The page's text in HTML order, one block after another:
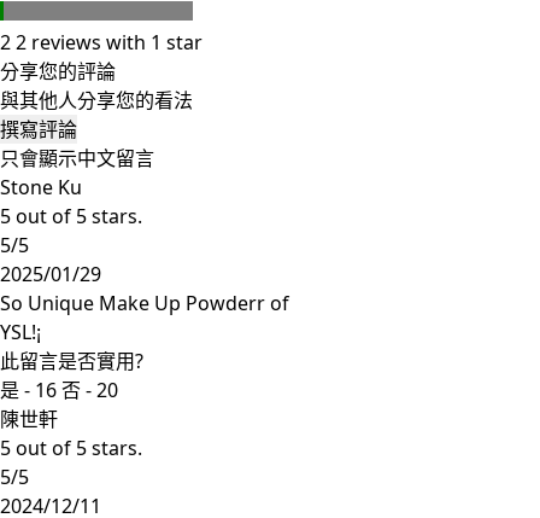
22 reviews with 1 star
分享您的評論
與其他人分享您的看法
撰寫評論
只會顯示中文留言
Stone Ku
5 out of 5 stars.
5/5
2025/01/29
So Unique Make Up Powderr of
YSL!¡
此留言是否實用?
是 - 16否 -20
陳世軒
5 out of 5 stars.
5/5
2024/12/11